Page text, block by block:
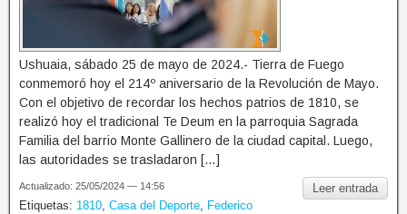
Ushuaia, sábado 25 de mayo de 2024.- Tierra de Fuego
conmemoró hoy el 214º aniversario de la Revolución de Mayo.
Con el objetivo de recordar los hechos patrios de 1810, se
realizó hoy el tradicional Te Deum en la parroquia Sagrada
Familia del barrio Monte Gallinero de la ciudad capital. Luego,
las autoridades se trasladaron […]
Leer entrada
Actualizado: 25/05/2024 — 14:56
Etiquetas: 1810 Casa del Deporte
Federico